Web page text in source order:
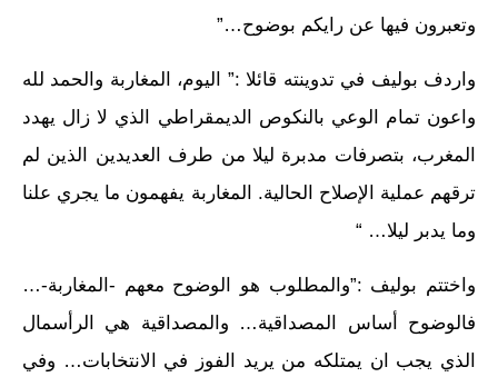
وتعبرون فيها عن رايكم بوضوح…”
واردف بوليف في تدوينته قائلا :” اليوم، المغاربة والحمد لله
واعون تمام الوعي بالنكوص الديمقراطي الذي لا زال يهدد
المغرب، بتصرفات مدبرة ليلا من طرف العديدين الذين لم
ترقهم عملية الإصلاح الحالية. المغاربة يفهمون ما يجري علنا
وما يدبر ليلا… “
واختتم بوليف :”والمطلوب هو الوضوح معهم -المغاربة-…
فالوضوح أساس المصداقية… والمصداقية هي الرأسمال
الذي يجب ان يمتلكه من يريد الفوز في الانتخابات… وفي